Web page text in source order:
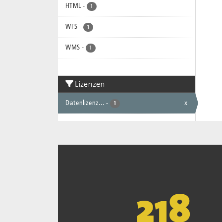
HTML - 1
WFS - 1
WMS - 1
Lizenzen
Datenlizenz... - 1 x
221